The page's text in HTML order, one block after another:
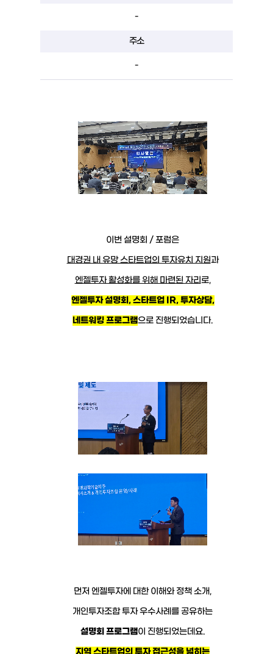
-
주소
-
이번 설명회 / 포럼은
대경권 내 유망 스타트업의 투자유치 지원과
엔젤투자 활성화를 위해 마련된 자리로,
엔젤투자 설명회, 스타트업 IR, 투자상담,
네트워킹 프로그램으로 진행되었습니다.
먼저 엔젤투자에 대한 이해와 정책 소개,
개인투자조합 투자 우수사례를 공유하는
설명회 프로그램이 진행되었는데요.